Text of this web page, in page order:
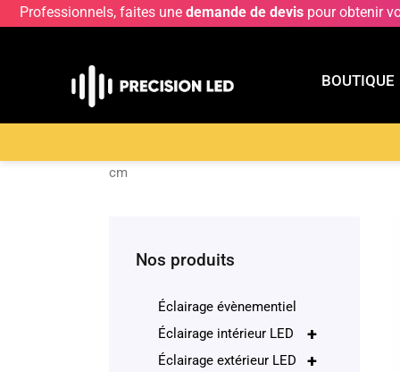
Professionnels, faites une demande de devis pour obtenir
BOUTIQUE
cm
Nos produits
Éclairage évènementiel
+
Éclairage intérieur LED
+
Éclairage extérieur LED